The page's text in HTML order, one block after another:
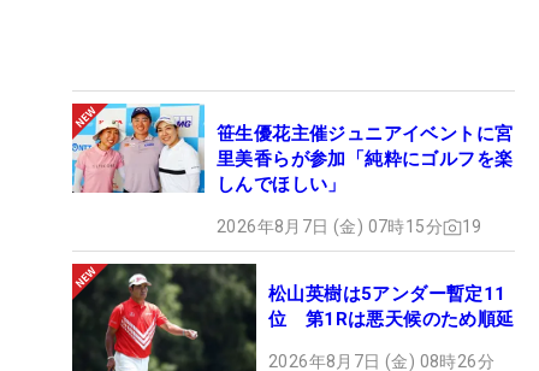
笹生優花主催ジュニアイベントに宮
里美香らが参加「純粋にゴルフを楽
しんでほしい」
2026年8月7日 (金) 07時15分 19
松山英樹は5アンダー暫定11
位 第1Rは悪天候のため順延
2026年8月7日 (金) 08時26分